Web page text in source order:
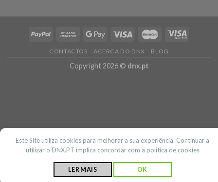
CONTACTOS ACERCA DO DNX BLOG
Copyright 2026 © dnx.pt
Este Site utiliza cookies para melhorar a sua experiência. Continuar a
utilizar o DNX.PT implica concordar com a politica de cookies